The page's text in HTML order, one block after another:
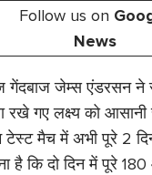
Follow us on
News
गेंदबाज जेम्स एंडरसनने
रखे गए लक्ष्य को
टेस्ट मैच में अभी पूरे 2
है कि दो दिन में पूरे